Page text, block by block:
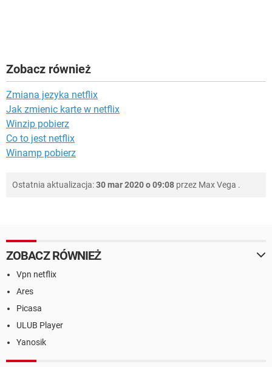
Zobacz również
Zmiana jezyka netflix
Jak zmienic karte w netflix
Winzip pobierz
Co to jest netflix
Winamp pobierz
Ostatnia aktualizacja:30 mar 2020 o 09:08 przez Max Vega .
ZOBACZ RÓWNIEŻ
Vpn netflix
Ares
Picasa
ULUB Player
Yanosik